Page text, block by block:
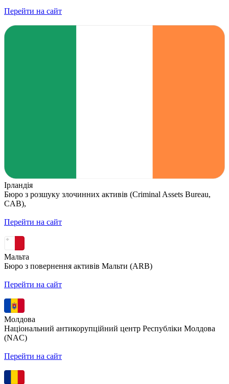
Перейти на сайт
Ірландія
Бюро з розшуку злочинних активів (Criminal Assets Bureau,
CAB),
Перейти на сайт
Мальта
Бюро з повернення активів Мальти (ARB)
Перейти на сайт
Молдова
Національний антикорупційний центр Республіки Молдова
(NAC)
Перейти на сайт